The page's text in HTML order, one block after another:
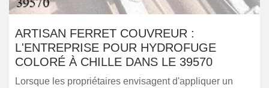
ARTISAN FERRET COUVREUR :
L'ENTREPRISE POUR HYDROFUGE
COLORÉ À CHILLE DANS LE 39570
Lorsque les propriétaires envisagent d'appliquer un